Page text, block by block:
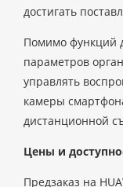
достигать
Помимо функций
параметров
управлять
камеры
дистанционной
Цены и
Предзаказ на